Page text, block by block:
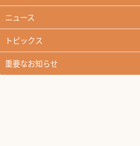
ニュース
トピックス
重要なお知らせ